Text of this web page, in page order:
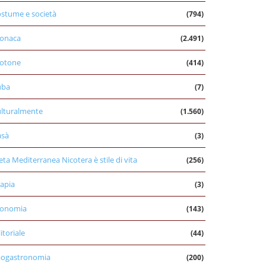
e società (794)
(2.491)
(414)
(7)
(1.560)
(3)
Mediterranea Nicotera è stile di vita (256)
(3)
(143)
(44)
(200)